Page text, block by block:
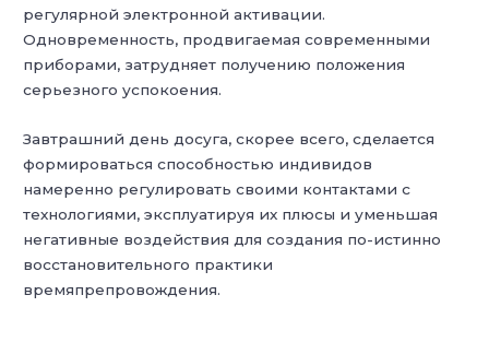
регулярной электронной активации.
Одновременность, продвигаемая современными
приборами, затрудняет получению положения
серьезного успокоения.
Завтрашний день досуга, скорее всего, сделается
формироваться способностью индивидов
намеренно регулировать своими контактами с
технологиями, эксплуатируя их плюсы и уменьшая
негативные воздействия для создания по-истинно
восстановительного практики
времяпрепровождения.